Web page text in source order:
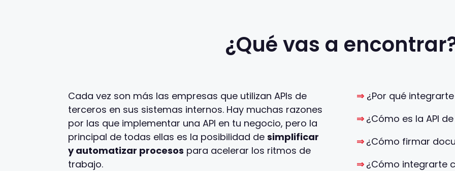
¿Qué vas a
Cada vez son más las empresas que utilizan APIs de
terceros en sus sistemas internos. Hay muchas razones
por las que implementar una API en tu negocio, pero la
principal de todas ellas es la posibilidad desimplificar
y automatizar procesos para acelerar los ritmos de
trabajo.
⇒¿Por qué
⇒ ¿Cómo es la API
⇒ ¿Cómo firmar
⇒ ¿Cómo integrarte